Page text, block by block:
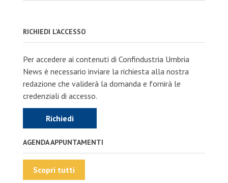
RICHIEDI L'ACCESSO
Per accedere ai contenuti di Confindustria Umbria
News è necessario inviare la richiesta alla nostra
redazione che validerà la domanda e fornirà le
credenziali di accesso.
Richiedi
AGENDA APPUNTAMENTI
Scopri tutti